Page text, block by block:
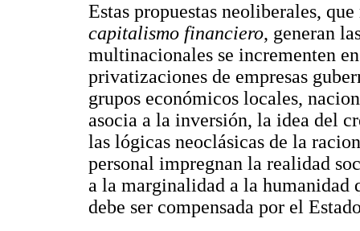
Estas propuestas neoliberales,
capitalismo financiero, generan
multinacionales se incrementen
privatizaciones de empresas
grupos económicos locales,
asocia a la inversión, la idea del
las lógicas neoclásicas de la
personal impregnan la realidad
a la marginalidad a la humanidad
debe ser compensada por el